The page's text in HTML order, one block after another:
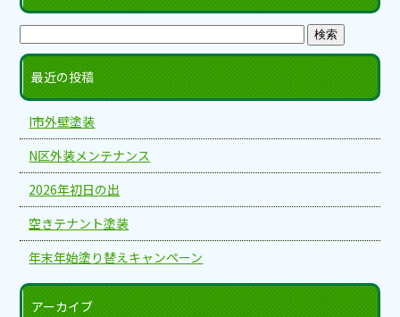
最近の投稿
I市外壁塗装
N区外装メンテナンス
2026年初日の出
空きテナント塗装
年末年始塗り替えキャンペーン
アーカイブ